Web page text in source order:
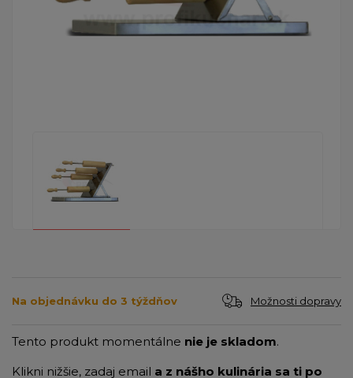
Na objednávku do 3 týždňov Možnosti dopravy
Tento produkt momentálne nie je skladom.
Klikni nižšie, zadaj email a z nášho kulinária sa ti po